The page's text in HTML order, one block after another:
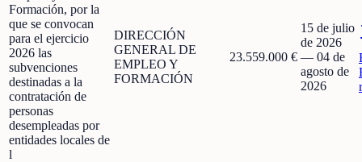
Formación, por la
que se convocan
para el ejercicio
2026 las
subvenciones
destinadas a la
contratación de
personas
desempleadas por
entidades locales de
l
DIRECCIÓN
GENERAL DE
EMPLEO Y
FORMACIÓN
23.559.000 €
15 de julio
de 2026
— 04 de
agosto de
2026